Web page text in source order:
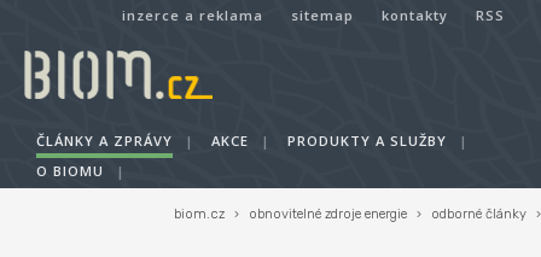
inzerce a reklama sitemap kontakty RSS
ČLÁNKY A ZPRÁVY | AKCE | PRODUKTY A SLUŽBY
|
O BIOMU
|
biom.cz › obnovitelné zdroje energie › odborné články ›